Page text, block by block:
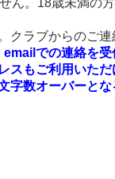
クラブからのご
での連絡を
スもご利用いた
字数オーバーと